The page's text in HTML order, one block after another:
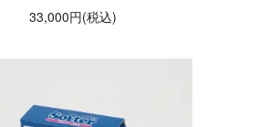
33,000円(税込)